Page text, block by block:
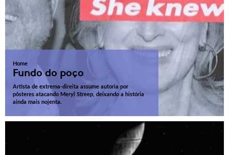
Home
Fundo do poço
Artista de extrema-direita assume autoria por
pôsteres atacando Meryl Streep, deixando a história
ainda mais nojenta.